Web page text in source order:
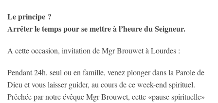
Le principe ?
Arrêter le temps pour se mettre à l’heure du Seigneur.
A cette occasion, invitation de Mgr Brouwet à Lourdes :
Pendant 24h, seul ou en famille, venez plonger dans la Parole de
Dieu et vous laisser guider, au cours de ce week-end spirituel.
Prêchée par notre évêque Mgr Brouwet, cette «pause spirituelle»